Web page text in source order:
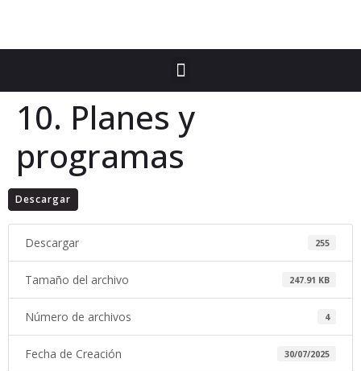
10. Planes y
programas
Descargar
Descargar 255
Tamaño del archivo 247.91 KB
Número de archivos 4
Fecha de Creación 30/07/2025